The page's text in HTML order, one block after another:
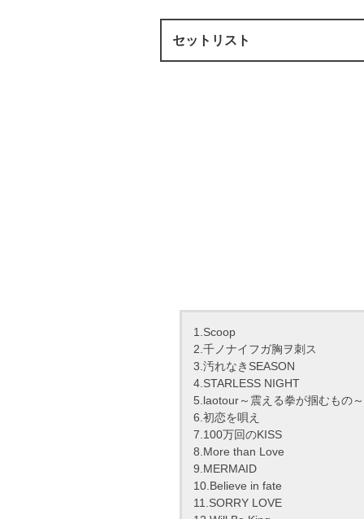
セットリスト
1.Scoop
2.千ノナイフガ胸ヲ刺ス
3.汚れなきSEASON
4.STARLESS NIGHT
5.laotour～震える拳が掴むもの～
6.初恋を唄え
7.100万回のKISS
8.More than Love
9.MERMAID
10.Believe in fate
11.SORRY LOVE